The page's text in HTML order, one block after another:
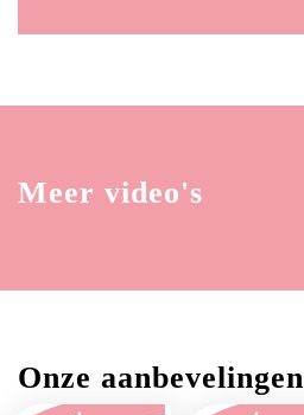
Meer video's
Onze aanbevelingen